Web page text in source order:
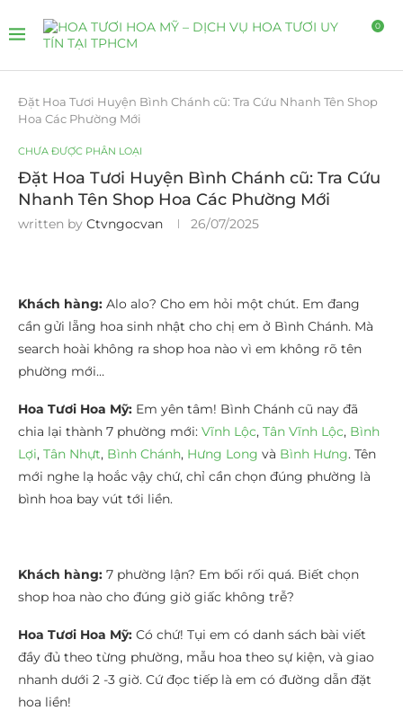
0
Đặt Hoa Tươi Huyện Bình Chánh cũ: Tra Cứu Nhanh Tên Shop
Hoa Các Phường Mới
CHƯA ĐƯỢC PHÂN LOẠI
Đặt Hoa Tươi Huyện Bình Chánh cũ: Tra Cứu
Nhanh Tên Shop Hoa Các Phường Mới
written by Ctvngocvan 26/07/2025
Khách hàng: Alo alo? Cho em hỏi một chút. Em đang
cần gửi lẵng hoa sinh nhật cho chị em ở Bình Chánh. Mà
search hoài không ra shop hoa nào vì em không rõ tên
phường mới…
Hoa Tươi Hoa Mỹ: Em yên tâm! Bình Chánh cũ nay đã
chia lại thành 7 phường mới: Vĩnh Lộc, Tân Vĩnh Lộc, Bình
Lợi, Tân Nhựt, Bình Chánh, Hưng Long và Bình Hưng. Tên
mới nghe lạ hoắc vậy chứ, chỉ cần chọn đúng phường là
bình hoa bay vút tới liền.
Khách hàng: 7 phường lận? Em bối rối quá. Biết chọn
shop hoa nào cho đúng giờ giấc không trễ?
Hoa Tươi Hoa Mỹ: Có chứ! Tụi em có danh sách bài viết
đầy đủ theo từng phường, mẫu hoa theo sự kiện, và giao
nhanh dưới 2 -3 giờ. Cứ đọc tiếp là em có đường dẫn đặt
hoa liền!